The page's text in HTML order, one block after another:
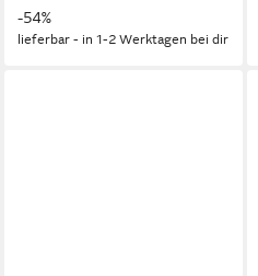
-54%
lieferbar - in 1-2 Werktagen bei dir